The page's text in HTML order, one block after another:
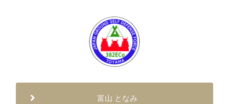
富山 となみ